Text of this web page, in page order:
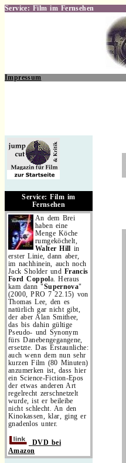
Service: Film im Fernsehen
Impressum
Service: Film im
Fernsehen
An dem Brei
haben eine
Menge Köche
rumgeköchelt,
Walter Hill in
erster Linie, dann aber,
im nachhinein, auch noch
Jack Sholder und Francis
Ford Coppola. Heraus
kam dann "Supernova"
(2000, PRO 7 22.15) von
Thomas Lee, den es
natürlich gar nicht gibt,
der aber Alan Smithee,
das bis dahin gültige
Pseudo- und Synonym
fürs Danebengegangene,
ersetzte. Das Erstaunliche:
auch wenn dem nun sehr
kurzen Film (80 Minuten)
anzumerken ist, dass hier
ein Science-Fiction-Epos
der etwas anderen Art
regelrecht zerschnetzelt
wurde, ist er beileibe
nicht schlecht. An den
Kinokassen, klar, ging er
gnadenlos unter.
DVD bei
Amazon